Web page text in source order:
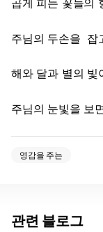
곱게 피는 꽃들의
주님의 두손을 잡
해와 달과 별의 빛
주님의 눈빛을 보
영감을 주는
관련 블로그